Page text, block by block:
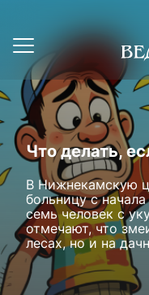
Что делать,
В Нижнекамскую
больницу с
семь человек с
отмечают, что
лесах, но и на